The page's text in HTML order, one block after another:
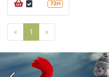
72H
« Poprzednia strona
1 »